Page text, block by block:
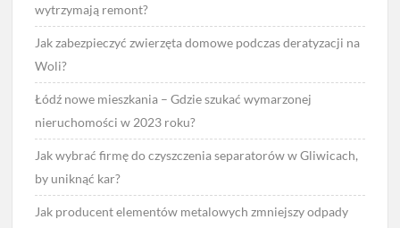
wytrzymają remont?
Jak zabezpieczyć zwierzęta domowe podczas deratyzacji na
Woli?
Łódź nowe mieszkania – Gdzie szukać wymarzonej
nieruchomości w 2023 roku?
Jak wybrać firmę do czyszczenia separatorów w Gliwicach,
by uniknąć kar?
Jak producent elementów metalowych zmniejszy odpady